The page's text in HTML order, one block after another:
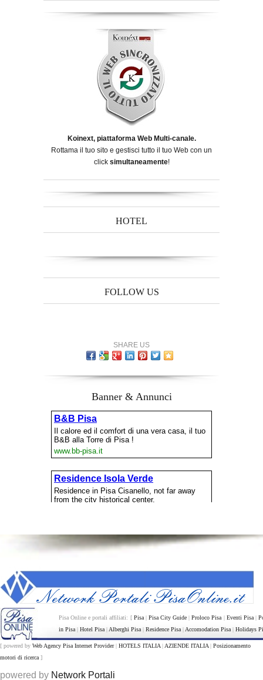
Koinext, piattaforma Web Multi-canale.
Rottama il tuo sito e gestisci tutto il tuo Web con un
click simultaneamente!
HOTEL
FOLLOW US
SHARE US
Banner & Annunci
Pisa Online e portali affiliati: [ Pisa| Pisa City Guide |Proloco Pisa | Eventi Pisa|
in Pisa | Hotel Pisa | Alberghi Pisa | Residence Pisa | Accomodation Pisa | Holidays
[ powered by Web Agency Pisa Internet Provider| HOTELS ITALIA | AZIENDE ITALIA | Posizionamento
motori di ricerca ]
powered by Network Portali